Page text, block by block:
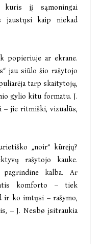
jį sąmoningai
jaustųsi kaip niekad
popieriuje ar ekrane.
jau siūlo šio rašytojo
tarp skaitytojų,
gylio kitu formatu. J.
– jie ritmiški, vizualūs,
„noir“ kūrėjų?
rašytojo kauke.
pagrindine kalba. Ar
komforto – tiek
ir ko imtųsi – rašymo,
– J. Nesbø įsitraukia